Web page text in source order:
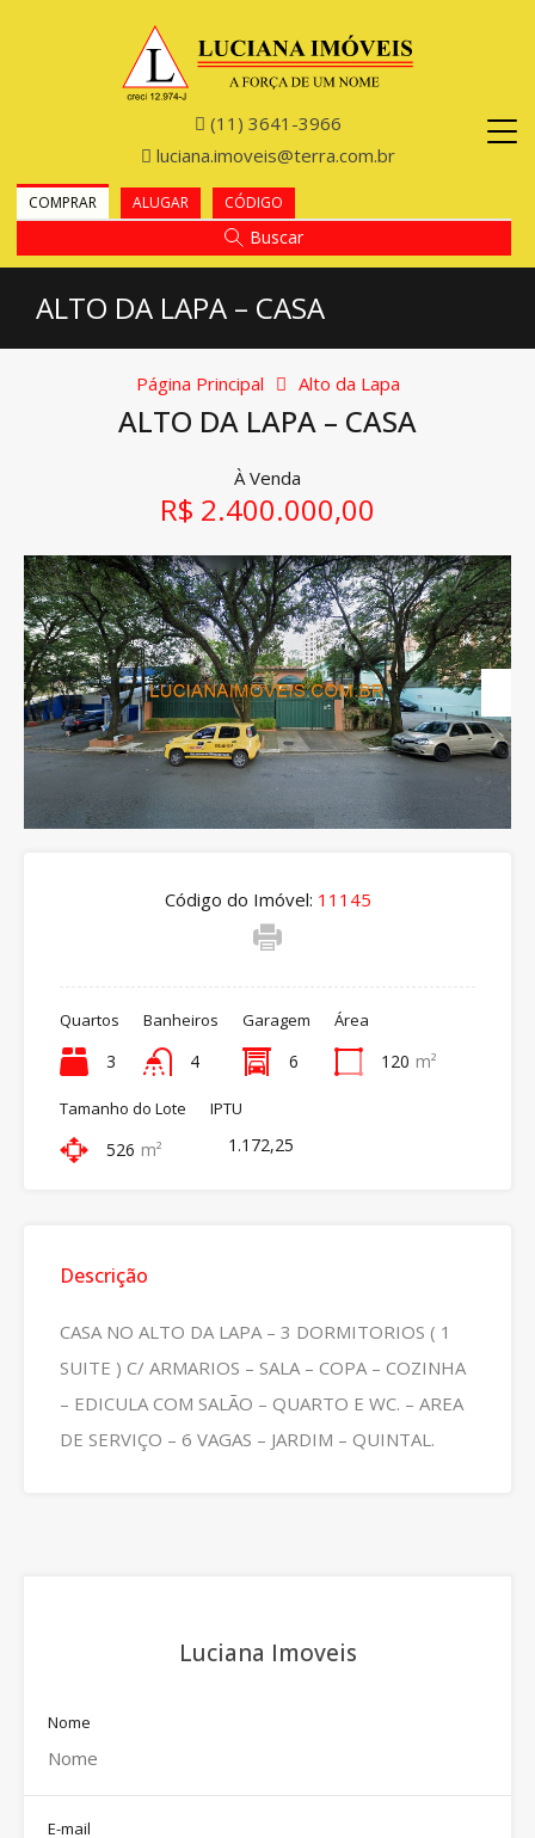
(11) 3641-3966
luciana.imoveis@terra.com.br
COMPRAR ALUGAR CÓDIGO
Buscar
ALTO DA LAPA – CASA
Página Principal Alto da Lapa
ALTO DA LAPA – CASA
À Venda
R$ 2.400.000,00
Código do Imóvel: 11145
Quartos
3
Banheiros
4
Garagem
6
Área
120 m²
Tamanho do Lote
526 m²
IPTU
1.172,25
Descrição
CASA NO ALTO DA LAPA – 3 DORMITORIOS ( 1
SUITE ) C/ ARMARIOS – SALA – COPA – COZINHA
– EDICULA COM SALÃO – QUARTO E WC. – AREA
DE SERVIÇO – 6 VAGAS – JARDIM – QUINTAL.
Luciana Imoveis
Nome
E-mail